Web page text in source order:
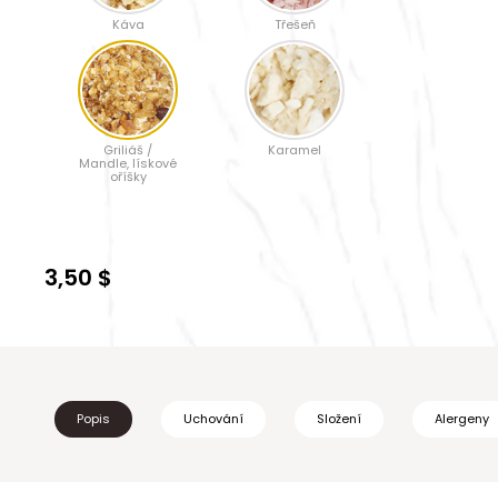
Káva Třešeň
Griliáš /
Mandle, lískové
oříšky
Karamel
3,50 $
Popis Uchování Složení Alergeny